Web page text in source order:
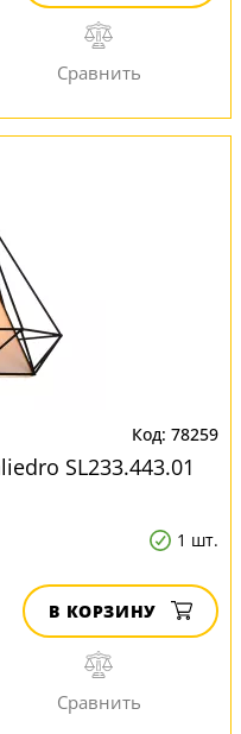
78259
SL233.443.01
1 шт.
В КОРЗИНУ